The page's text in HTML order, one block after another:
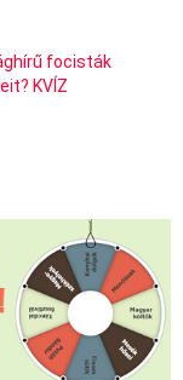
focisták
KVÍZ